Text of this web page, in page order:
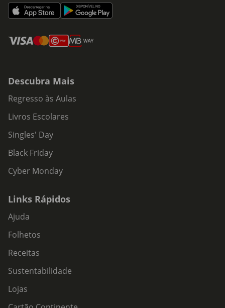
Descubra Mais
Regresso às Aulas
Livros Escolares
Singles' Day
Black Friday
Cyber Monday
Links Rápidos
Ajuda
Folhetos
Receitas
Sustentabilidade
Lojas